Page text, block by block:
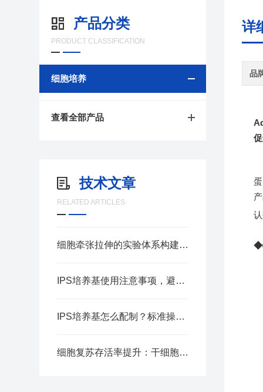
产品分类
PRODUCT CLASSIFICATION
细胞培养
查看全部产品
技术文章
RELATED ARTICLES
细胞牵张拉伸的实验体系构建要点
IPS培养基使用注意事项，避免菌落检测误差
IPS培养基怎么配制？标准操作步骤汇总
细胞复苏存活率提升：干细胞冻存液应用实操指南
详
品
◆